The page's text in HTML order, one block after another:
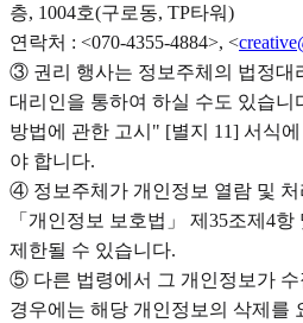
층, 1004호(구로동, TP타워)
연락처 : <070-4355-4884>, <
③ 권리 행사는 정보주체의 법정대
대리인을 통하여 하실 수도 있습니
방법에 관한 고시" [별지 11] 서식
야 합니다.
④ 정보주체가 개인정보 열람 및
「개인정보 보호법」 제35조제4
제한될 수 있습니다.
⑤ 다른 법령에서 그 개인정보가
경우에는 해당 개인정보의 삭제를